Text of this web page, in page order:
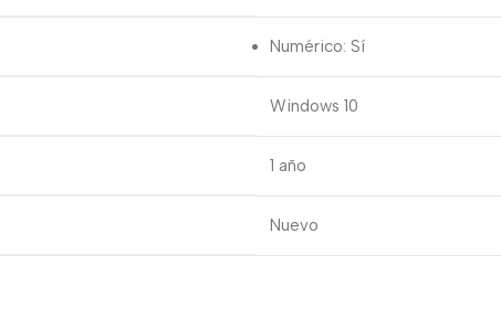
Numérico: Sí
Windows 10
1 año
Nuevo